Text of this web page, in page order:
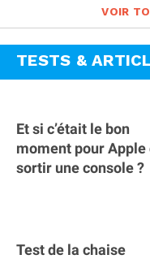
VOIR
TESTS &
Et si c’était le bon
moment pour Apple
sortir une console ?
Test de la chaise